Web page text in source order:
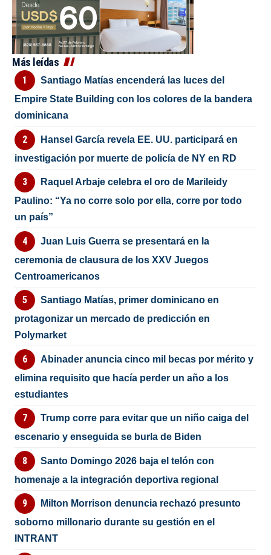
Más leídas
Santiago Matías encenderá las luces del
Empire State Building con los colores de la bandera
dominicana
Hansel García revela EE. UU. participará en
investigación por muerte de policía de NY en RD
Raquel Arbaje celebra el oro de Marileidy
Paulino: “Ya no corre solo por ella, corre por todo
un país”
Juan Luis Guerra se presentará en la
ceremonia de clausura de los XXV Juegos
Centroamericanos
Santiago Matías, primer dominicano en
protagonizar un mercado de predicción en
Polymarket
Abinader anuncia cinco mil becas por mérito y
elimina requisito que hacía perder un año a los
estudiantes
Trump corre para evitar que un niño caiga del
escenario y enseguida se burla de Biden
Santo Domingo 2026 baja el telón con
homenaje a la integración deportiva regional
Milton Morrison denuncia rechazó presunto
soborno millonario durante su gestión en el
INTRANT